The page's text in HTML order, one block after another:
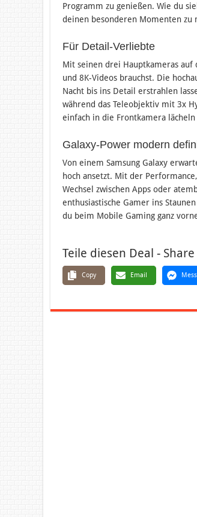
Programm zu genießen. Wie du
deinen besonderen Momenten zu
Für Detail-Verliebte
Mit seinen drei Hauptkameras auf
und 8K-Videos brauchst. Die
Nacht bis ins Detail erstrahlen
während das Teleobjektiv mit 3x
einfach in die Frontkamera
Galaxy-Power modern
Von einem Samsung Galaxy
hoch ansetzt. Mit der
Wechsel zwischen Apps oder
enthusiastische Gamer ins
du beim Mobile Gaming ganz
Teile diesen Deal -
Copy Email